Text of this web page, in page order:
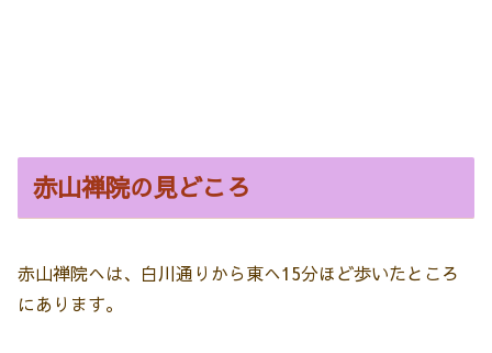
赤山禅院の見どころ
赤山禅院へは、白川通りから東へ15分ほど歩いたところ
にあります。